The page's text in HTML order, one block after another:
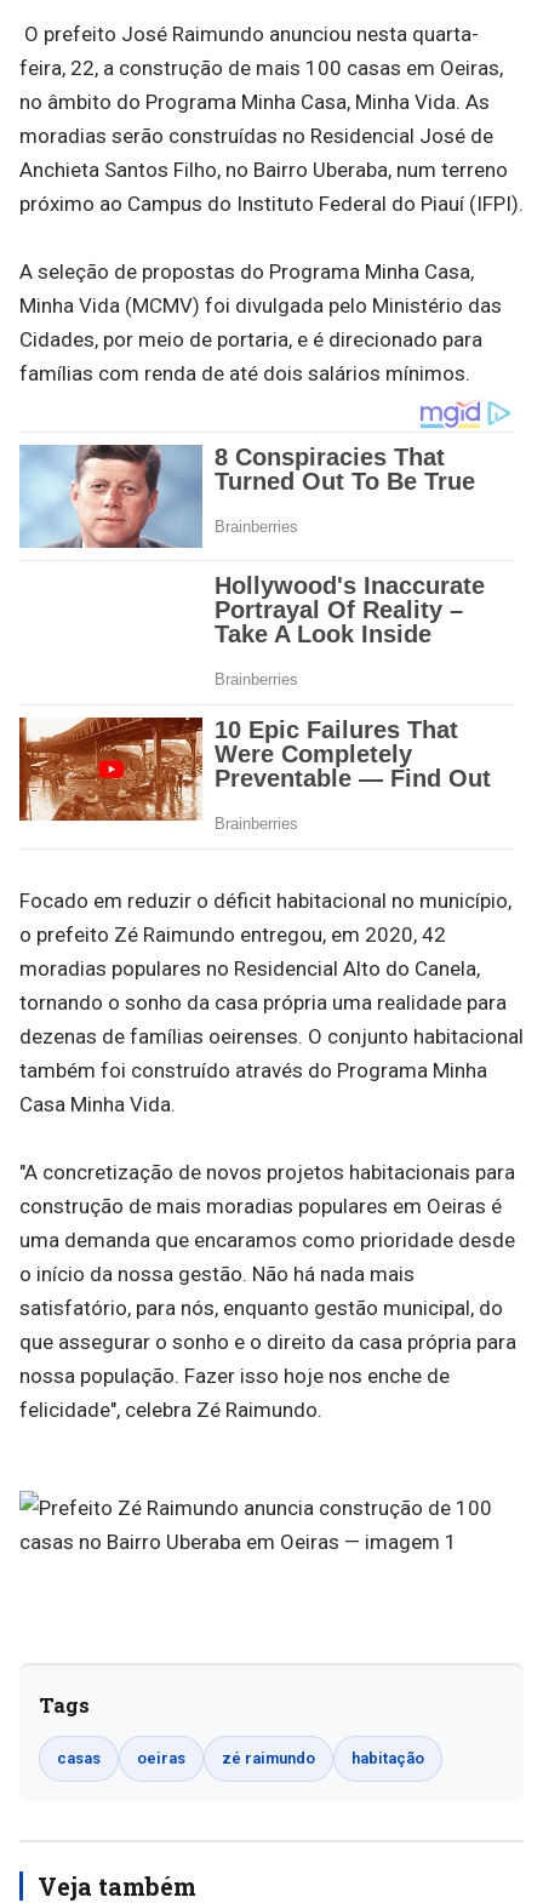
O prefeito José Raimundo anunciou nesta quarta-
feira, 22, a construção de mais 100 casas em Oeiras,
no âmbito do Programa Minha Casa, Minha Vida. As
moradias serão construídas no Residencial José de
Anchieta Santos Filho, no Bairro Uberaba, num terreno
próximo ao Campus do Instituto Federal do Piauí (IFPI).
A seleção de propostas do Programa Minha Casa,
Minha Vida (MCMV) foi divulgada pelo Ministério das
Cidades, por meio de portaria, e é direcionado para
famílias com renda de até dois salários mínimos.
Focado em reduzir o déficit habitacional no município,
o prefeito Zé Raimundo entregou, em 2020, 42
moradias populares no Residencial Alto do Canela,
tornando o sonho da casa própria uma realidade para
dezenas de famílias oeirenses. O conjunto habitacional
também foi construído através do Programa Minha
Casa Minha Vida.
"A concretização de novos projetos habitacionais para
construção de mais moradias populares em Oeiras é
uma demanda que encaramos como prioridade desde
o início da nossa gestão. Não há nada mais
satisfatório, para nós, enquanto gestão municipal, do
que assegurar o sonho e o direito da casa própria para
nossa população. Fazer isso hoje nos enche de
felicidade", celebra Zé Raimundo.
Tags
casas oeiras zé raimundo habitação
Veja também